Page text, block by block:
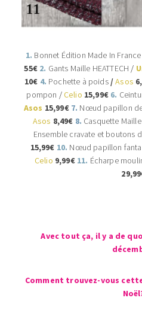
1. Bonnet Édition Made In
55€ 2. Gants Maille HEATTECH /
10€ 4. Pochette à poids /Asos
pompon /Celio 15,99€ 6.
Asos 15,99€ 7. Nœud papillon
Asos 8,49€ 8. Casquette Maille
Ensemble cravate et boutons
15,99€ 10. Nœud papillon
Celio 9,99€ 11. Écharpe
Avec tout ça, il y a de
Comment trouvez-vous